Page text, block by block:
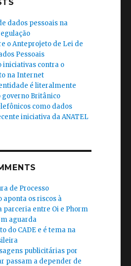
dados pessoais na
o Anteprojeto de Lei de
Pessoais
iniciativas contra o
na Internet
é literalmente
Britânico
como dados
iniciativa da ANATEL
de Processo
os riscos à
parceria entre Oi e Phorm
aguarda
do CADE e é tema na
publicitárias por
passam a depender de